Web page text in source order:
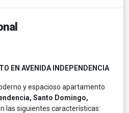
EN AVENIDA INDEPENDENCIA
y espacioso apartamento
Santo Domingo,
las siguientes características: